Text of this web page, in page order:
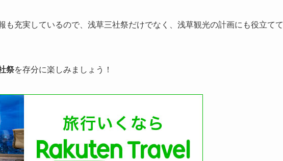
も充実しているので、浅草三社祭だけでなく、浅草観光の計画にも役立てて
祭を存分に楽しみましょう！